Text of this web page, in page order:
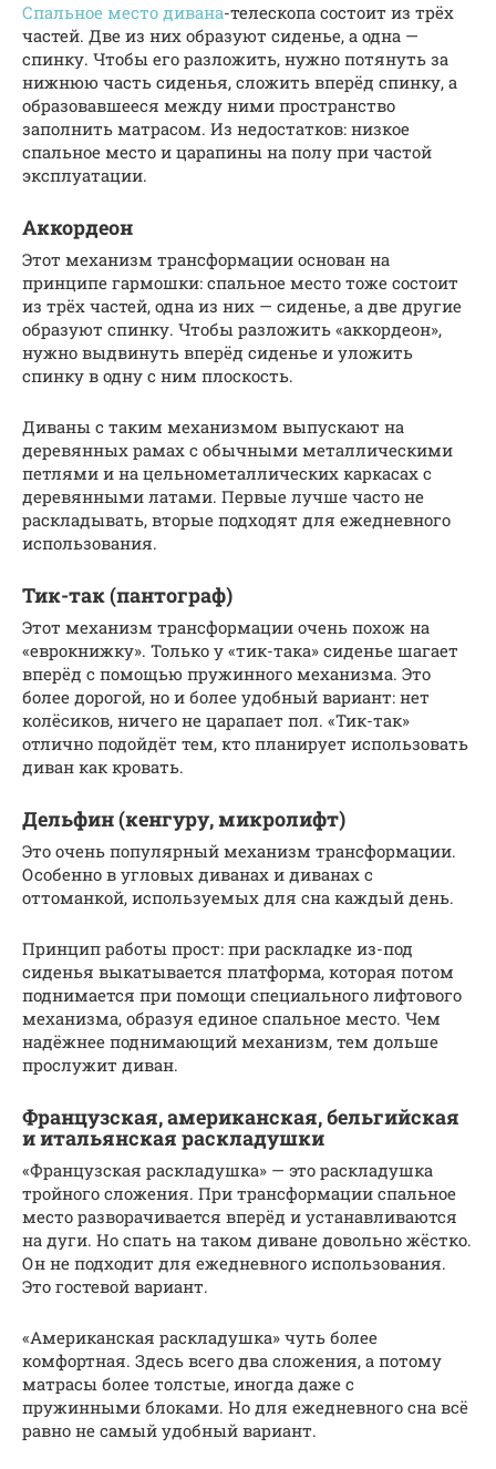
Спальное место дивана-телескопа состоит из трёх
частей. Две из них образуют сиденье, а одна —
спинку. Чтобы его разложить, нужно потянуть за
нижнюю часть сиденья, сложить вперёд спинку, а
образовавшееся между ними пространство
заполнить матрасом. Из недостатков: низкое
спальное место и царапины на полу при частой
эксплуатации.
Аккордеон
Этот механизм трансформации основан на
принципе гармошки: спальное место тоже состоит
из трёх частей, одна из них — сиденье, а две другие
образуют спинку. Чтобы разложить «аккордеон»,
нужно выдвинуть вперёд сиденье и уложить
спинку в одну с ним плоскость.
Диваны с таким механизмом выпускают на
деревянных рамах с обычными металлическими
петлями и на цельнометаллических каркасах с
деревянными латами. Первые лучше часто не
раскладывать, вторые подходят для ежедневного
использования.
Тик-так (пантограф)
Этот механизм трансформации очень похож на
«еврокнижку». Только у «тик-така» сиденье шагает
вперёд с помощью пружинного механизма. Это
более дорогой, но и более удобный вариант: нет
колёсиков, ничего не царапает пол. «Тик-так»
отлично подойдёт тем, кто планирует использовать
диван как кровать.
Дельфин (кенгуру, микролифт)
Это очень популярный механизм трансформации.
Особенно в угловых диванах и диванах с
оттоманкой, используемых для сна каждый день.
Принцип работы прост: при раскладке из-под
сиденья выкатывается платформа, которая потом
поднимается при помощи специального лифтового
механизма, образуя единое спальное место. Чем
надёжнее поднимающий механизм, тем дольше
прослужит диван.
Французская, американская, бельгийская
и итальянская раскладушки
«Французская раскладушка» — это раскладушка
тройного сложения. При трансформации спальное
место разворачивается вперёд и устанавливаются
на дуги. Но спать на таком диване довольно жёстко.
Он не подходит для ежедневного использования.
Это гостевой вариант.
«Американская раскладушка» чуть более
комфортная. Здесь всего два сложения, а потому
матрасы более толстые, иногда даже с
пружинными блоками. Но для ежедневного сна всё
равно не самый удобный вариант.